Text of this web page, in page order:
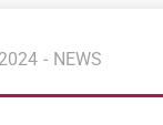
- NEWS